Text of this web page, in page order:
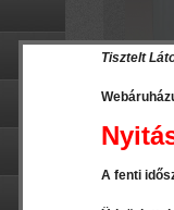
Tisztelt
A fenti